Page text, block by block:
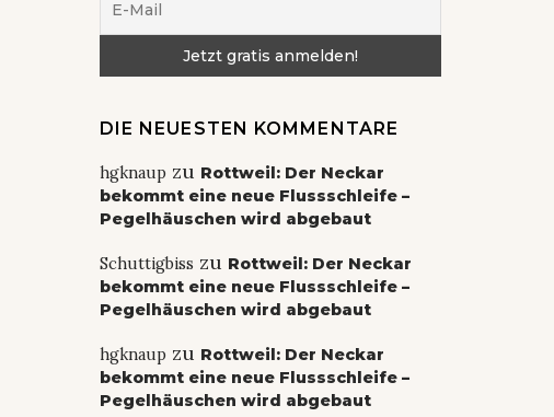
DIE NEUESTEN KOMMENTARE
hgknaupzu Rottweil: Der Neckar
bekommt eine neue Flussschleife –
Pegelhäuschen wird abgebaut
Schuttigbiss zu Rottweil: Der Neckar
bekommt eine neue Flussschleife –
Pegelhäuschen wird abgebaut
hgknaupzu Rottweil: Der Neckar
bekommt eine neue Flussschleife –
Pegelhäuschen wird abgebaut